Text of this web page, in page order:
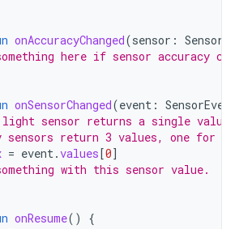
onAccuracyChanged(sensor : Sensor
here if sensor accuracy
onSensorChanged(event :
sensor returns a single value.
sensors return 3 values, one for
= event.values[0]
with this sensor value.
onResume()
{